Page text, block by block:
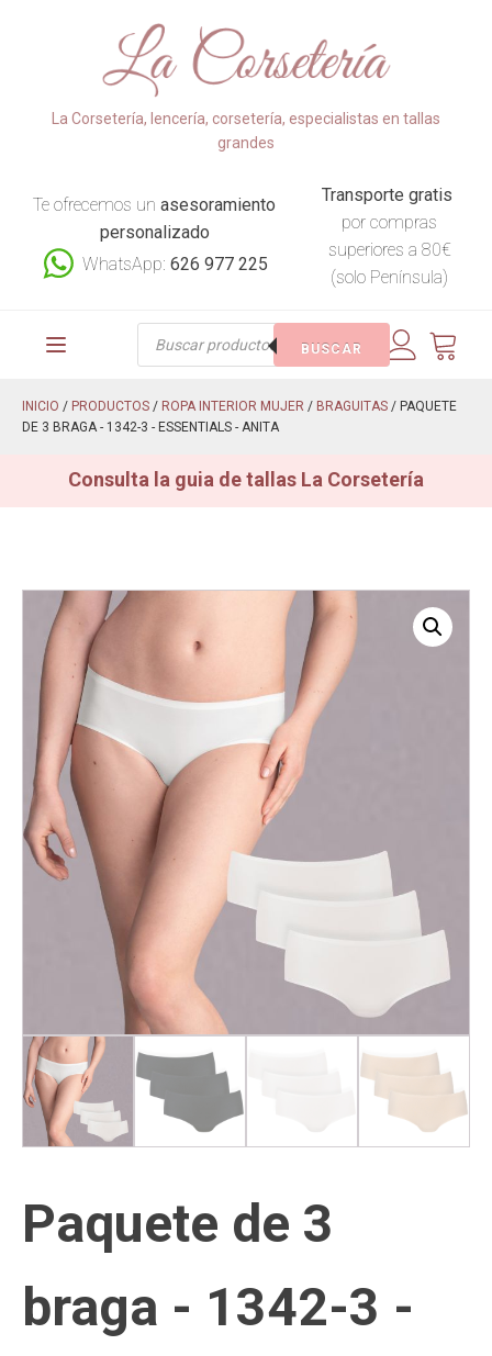
La Corsetería, lencería, corsetería, especialistas en tallas
grandes
Te ofrecemos unasesoramiento
personalizado
WhatsApp:626 977 225
Transporte gratis
por compras
superiores a 80€
(solo Península)
Búsqueda
BUSCAR
INICIO / PRODUCTOS / ROPA INTERIOR MUJER / BRAGUITAS / PAQUETE
DE 3 BRAGA - 1342-3 - ESSENTIALS - ANITA
Consulta la guia de tallas La Corsetería
Paquete de 3
braga - 1342-3 -